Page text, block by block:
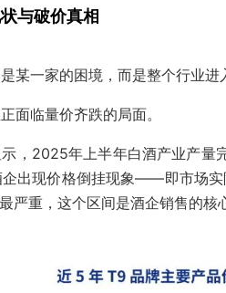
与破价真相
某一家的困境，而是整个行业进
面临量价齐跌的局面。
，2025年上半年白酒产业产量
企出现价格倒挂现象——即市场
严重，这个区间是酒企销售的核